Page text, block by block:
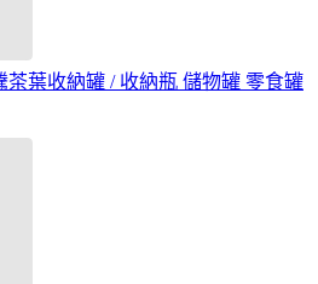
茶葉收納罐 / 收納瓶 儲物罐 零食罐